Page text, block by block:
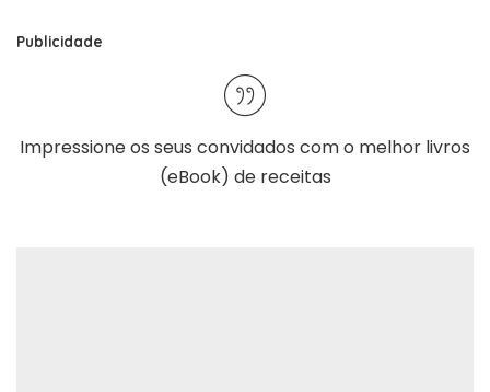
Publicidade
Impressione os seus convidados com o melhor livros
(eBook) de receitas